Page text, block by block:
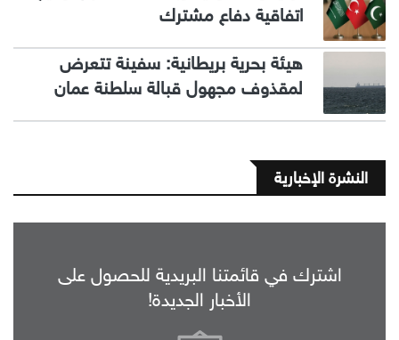
اتفاقية دفاع مشترك
هيئة بحرية بريطانية: سفينة تتعرض
لمقذوف مجهول قبالة سلطنة عمان
النشرة الإخبارية
اشترك في قائمتنا البريدية للحصول على
الأخبار الجديدة!